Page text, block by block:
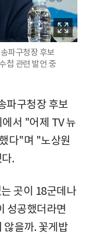
파구청장 후보
첩 관련 발언 중
파구청장 후보
서 "어제 TV 뉴
다"며 "노상원
.
곳이 18군데나
성공했더라면
않을까. 꽃게밥